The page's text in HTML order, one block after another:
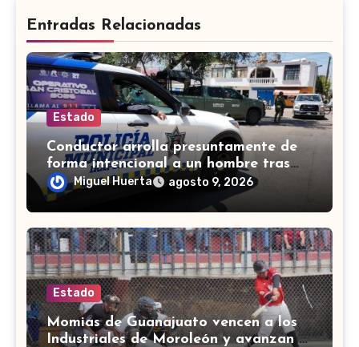
Entradas Relacionadas
Estado
Conductor arrolla presuntamente de
forma intencional a un hombre tras
una riña en Celaya
Miguel Huerta agosto 9, 2026
Estado
Momias de Guanajuato vencen a los
Industriales de Moroleón y avanzan a